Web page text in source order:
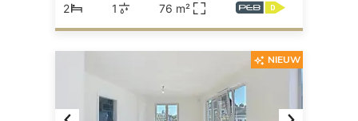
2 1 76 m²
NIEUW